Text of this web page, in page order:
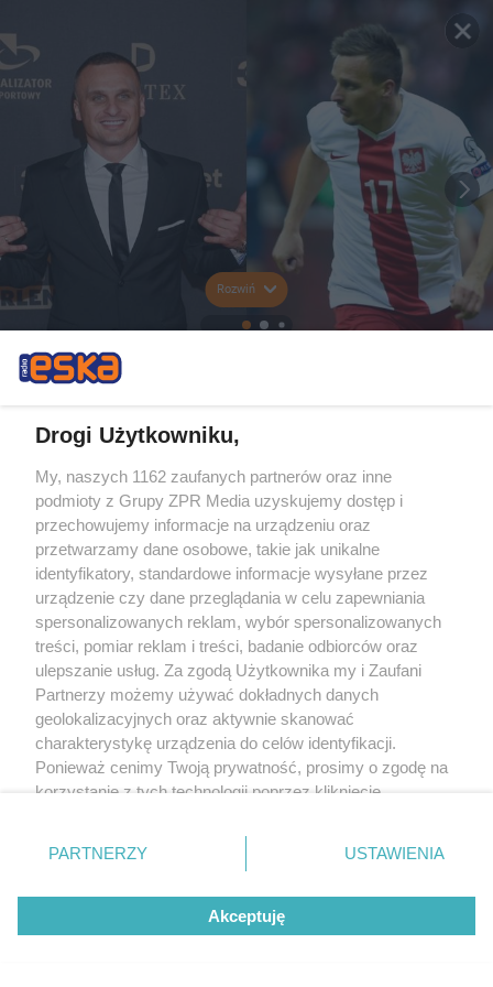
Rozwiń
Drogi Użytkowniku,
My, naszych 1162 zaufanych partnerów oraz inne
podmioty z Grupy ZPR Media uzyskujemy dostęp i
przechowujemy informacje na urządzeniu oraz
przetwarzamy dane osobowe, takie jak unikalne
identyfikatory, standardowe informacje wysyłane przez
urządzenie czy dane przeglądania w celu zapewniania
spersonalizowanych reklam, wybór spersonalizowanych
treści, pomiar reklam i treści, badanie odbiorców oraz
ulepszanie usług. Za zgodą Użytkownika my i Zaufani
Partnerzy możemy używać dokładnych danych
geolokalizacyjnych oraz aktywnie skanować
charakterystykę urządzenia do celów identyfikacji.
Ponieważ cenimy Twoją prywatność, prosimy o zgodę na
korzystanie z tych technologii poprzez kliknięcie
zmienić/wycofać klikając przycisk ustawień prywatności
znajdujący się w lewym dolnym rogu strony
rodzaje przetwarzania danych nie wymagają zgody
użytkownika, ale masz prawo sprzeciwić się takiemu
przetwarzaniu. Preferencje będą miały zastosowanie tylko
PARTNERZY USTAWIENIA
Akceptuję